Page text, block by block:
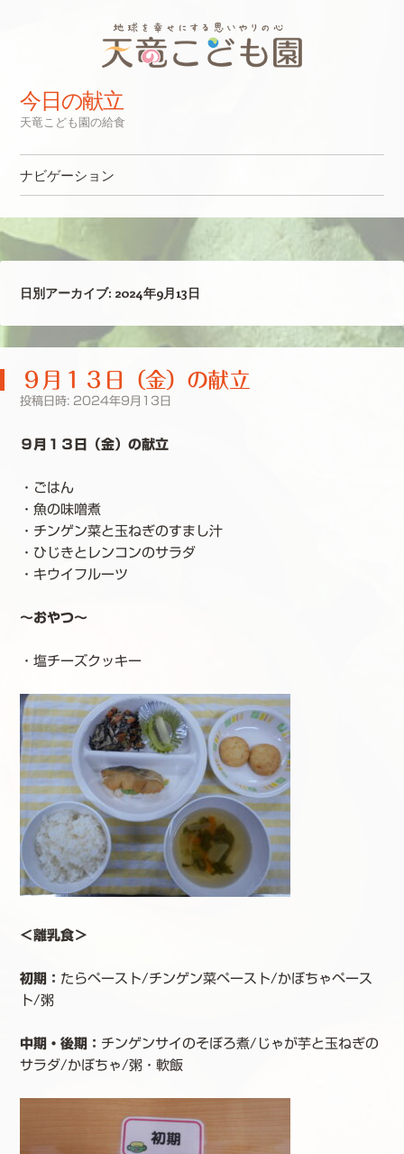
今日の献立
天竜こども園の給食
ナビゲーション
日別アーカイブ: 2024年9月13日
９月１３日（金）の献立
投稿日時: 2024年9月13日
９月１３日（金）の献立
・ごはん
・魚の味噌煮
・チンゲン菜と玉ねぎのすまし汁
・ひじきとレンコンのサラダ
・キウイフルーツ
～おやつ～
・塩チーズクッキー
＜離乳食＞
初期： たらペースト/チンゲン菜ペースト/かぼちゃペース
ト/粥
中期・後期： チンゲンサイのそぼろ煮/じゃが芋と玉ねぎの
サラダ/かぼちゃ/粥・軟飯